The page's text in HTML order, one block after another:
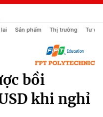
Sản phẩm Thị trường Tư vấn
bồi
khi nghỉ